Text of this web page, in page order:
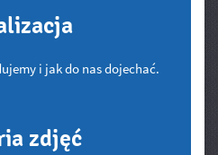
i jak do nas dojechać.
zdjęć